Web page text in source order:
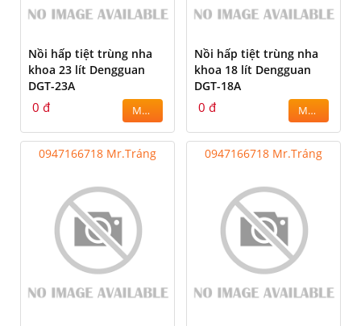
Nồi hấp tiệt trùng nha
khoa 23 lít Dengguan
DGT-23A
0 đ MUA
Nồi hấp tiệt trùng nha
khoa 18 lít Dengguan
DGT-18A
0 đ MUA
0947166718 Mr.Tráng 0947166718 Mr.Tráng